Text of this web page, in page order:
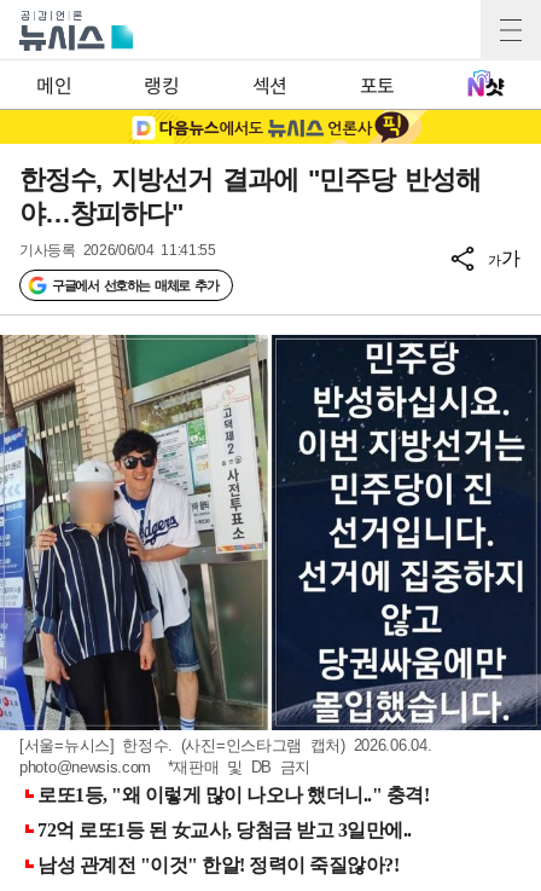
메인 랭킹 섹션 포토
한정수, 지방선거 결과에 "민주당 반성해
야…창피하다"
기사등록 2026/06/04 11:41:55
구글에서 선호하는 매체로 추가
가가
[서울=뉴시스] 한정수. (사진=인스타그램 캡처) 2026.06.04.
photo@newsis.com *재판매 및 DB 금지